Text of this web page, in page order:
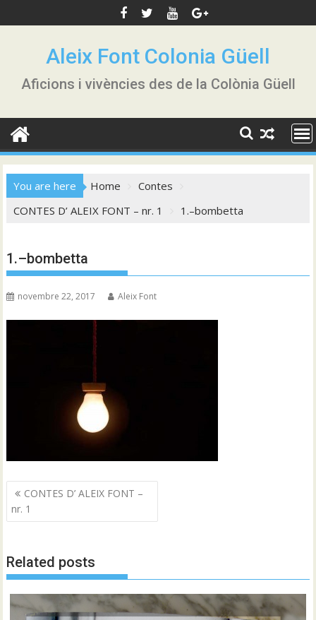
to
Aleix Font Colonia Güell
Aficions i vivències des de la Colònia Güell
You are here Home
Contes
CONTES D’ ALEIX FONT – nr. 1
1.–bombetta
1.–bombetta
novembre 22, 2017 Aleix Font
Navegació
d'entrades
CONTES D’ ALEIX FONT –
nr. 1
Related posts